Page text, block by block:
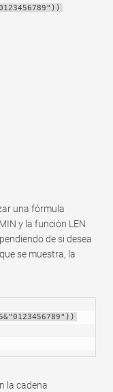
una fórmula
y la función LEN
de si desea
se muestra, la
la cadena